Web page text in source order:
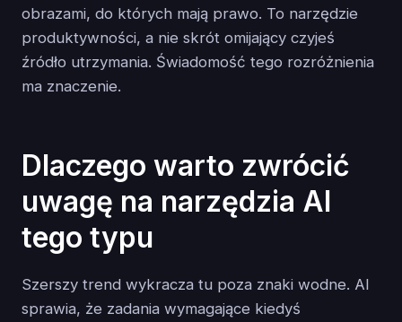
obrazami, do których mają prawo. To narzędzie
produktywności, a nie skrót omijający czyjeś
źródło utrzymania. Świadomość tego rozróżnienia
ma znaczenie.
Dlaczego warto zwrócić
uwagę na narzędzia AI
tego typu
Szerszy trend wykracza tu poza znaki wodne. AI
sprawia, że zadania wymagające kiedyś